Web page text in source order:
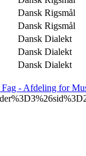
Dansk Rigsmål
Dansk Rigsmål
Dansk Dialekt
Dansk Dialekt
Dansk Dialekt
- Afdeling for